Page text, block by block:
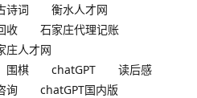
诗词
衡水人才网
收
石家庄代理记账
庄人才网
围棋 chatGPT
读后感
询
chatGPT国内版